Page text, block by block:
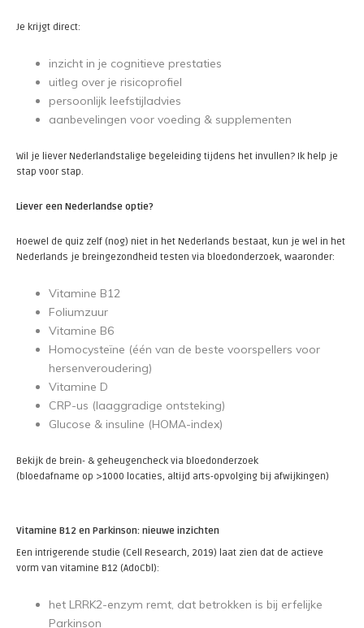
Je krijgt direct:
inzicht in je cognitieve prestaties
uitleg over je risicoprofiel
persoonlijk leefstijladvies
aanbevelingen voor voeding & supplementen
Wil je liever Nederlandstalige begeleiding tijdens het invullen? Ik help je
stap voor stap.
Liever een Nederlandse optie?
Hoewel de quiz zelf (nog) niet in het Nederlands bestaat, kun je wel in het
Nederlands je breingezondheid testen via bloedonderzoek, waaronder:
Vitamine B12
Foliumzuur
Vitamine B6
Homocysteïne (één van de beste voorspellers voor
hersenveroudering)
Vitamine D
CRP-us (laaggradige ontsteking)
Glucose & insuline (HOMA-index)
Bekijk de brein- & geheugencheck via bloedonderzoek
(bloedafname op >1000 locaties, altijd arts-opvolging bij afwijkingen)
Vitamine B12 en Parkinson: nieuwe inzichten
Een intrigerende studie (Cell Research, 2019) laat zien dat de actieve
vorm van vitamine B12 (AdoCbl):
het LRRK2-enzym remt, dat betrokken is bij erfelijke
Parkinson